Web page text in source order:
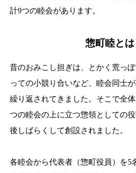
計9つの睦会があります。
惣町睦とは
昔のおみこし担ぎは、とかく荒っ
っての小競り合いなど、睦会同士
繰り返されてきました。そこで全
つの睦会の上に立つ惣領としての
後しばらくして創設されました。
各睦会から代表者（惣町役員）を5